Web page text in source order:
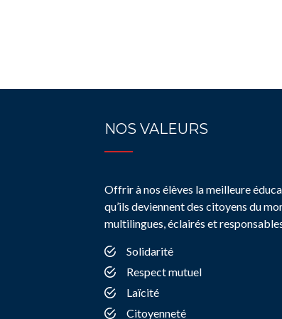
NOS VALEURS
Offrir à nos élèves la meilleure
qu’ils deviennent des citoyens du
multilingues, éclairés et
Solidarité
Respect mutuel
Laïcité
Citoyenneté